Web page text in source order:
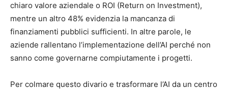
chiaro valore aziendale o ROI (Return on Investment),
mentre un altro 48% evidenzia la mancanza di
finanziamenti pubblici sufficienti. In altre parole, le
aziende rallentano l’implementazione dell’AI perché non
sanno come governarne compiutamente i progetti.
Per colmare questo divario e trasformare l’AI da un centro